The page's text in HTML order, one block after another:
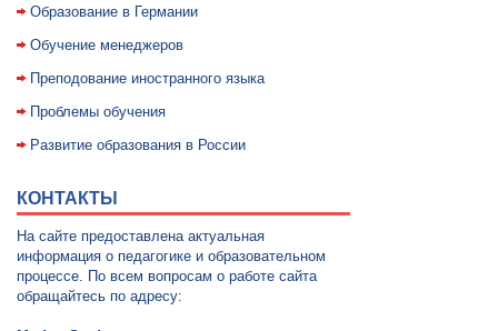
Образование в Германии
Обучение менеджеров
Преподование иностранного языка
Проблемы обучения
Развитие образования в России
КОНТАКТЫ
На сайте предоставлена актуальная
информация о педагогике и образовательном
процессе. По всем вопросам о работе сайта
обращайтесь по адресу: